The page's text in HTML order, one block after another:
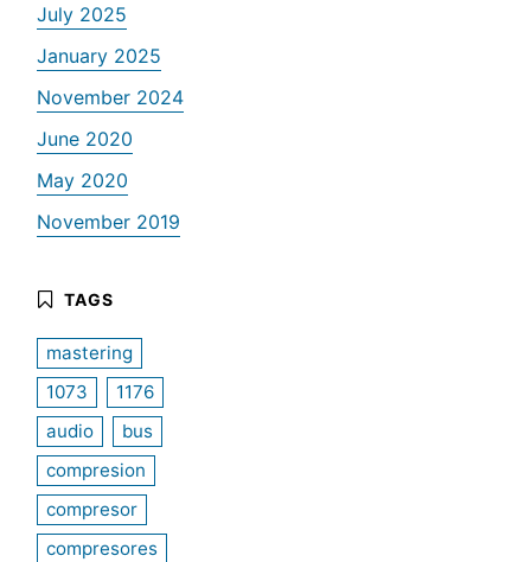
July 2025
January 2025
November 2024
June 2020
May 2020
November 2019
mastering
1073
1176
audio
bus
compresion
compresor
compresores